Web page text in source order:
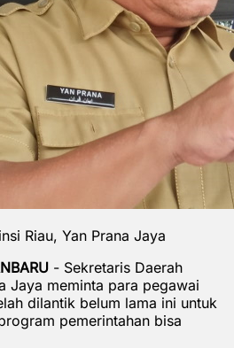
Riau, Yan Prana Jaya
- Sekretaris Daerah
Jaya meminta para pegawai
dilantik belum lama ini untuk
pemerintahan bisa